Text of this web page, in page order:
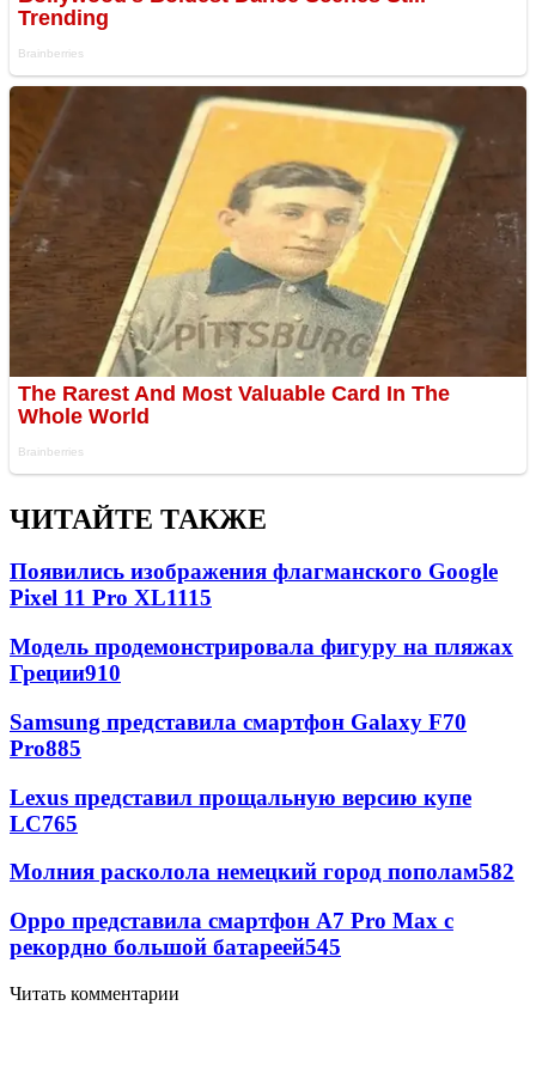
ЧИТАЙТЕ ТАКЖЕ
Появились изображения флагманского Google
Pixel 11 Pro XL1115
Модель продемонстрировала фигуру на пляжах
Греции910
Samsung представила смартфон Galaxy F70
Pro885
Lexus представил прощальную версию купе
LC765
Молния расколола немецкий город пополам582
Oppo представила смартфон A7 Pro Max с
рекордно большой батареей545
Читать комментарии